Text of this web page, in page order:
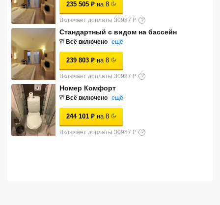
235 505 ₽ на 8
Включает доплаты 30987 ₽ ?
Стандартный с видом на бассейн
Всё включено ещё
239 803 ₽ на 8
Включает доплаты 30987 ₽ ?
Номер Комфорт
Всё включено ещё
244 101 ₽ на 8
Включает доплаты 30987 ₽ ?
Лучшие отели 3* звезды
Недорогие отели 3*
звезды
Сетевые отели Турции
Сетевые отели Египта
Сетевые отели ОАЭ
Сетевые отели Таиланда